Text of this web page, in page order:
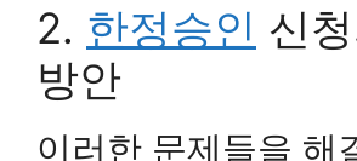
2. 한정승인 신
방안
이러한 문제들을 해